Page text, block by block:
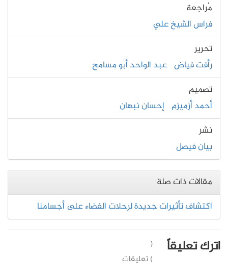
مُراجعة
فراس الشيخ علي
تحرير
رأفت فياض عبد الواحد أبو مسامح
تصميم
أحمد أزميزم إحسان نبهان
نشر
بيان فيصل
مقالات ذات صلة
اكتشاف تأثيرات جديدة لرحلات الفضاء على أجسامنا
اترك تعليقاً
(
) تعليقات